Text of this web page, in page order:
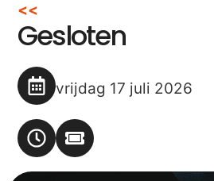
<<
Gesloten
vrijdag 17 juli 2026